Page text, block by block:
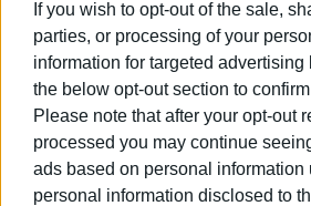
If you wish to opt-out of the sale,
parties, or processing of your
information for targeted
the below opt-out section to
Please note that after your opt-out
processed you may continue
ads based on personal information
personal information disclosed to
κατάσταση όπου, όπως συνοψίζει
θαλάσσια αρτηρία της παγκόσμιας
λειτουργεί οριακά, με άμεσες
εμπορευμάτων όσο και στην
ναυτεργατών.
Εμφανίσεις: 1521